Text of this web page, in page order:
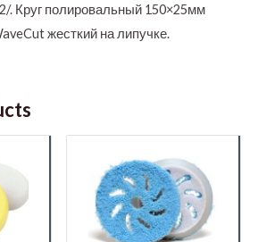
. Круг полировальный 150×25мм
жесткий на липучке.